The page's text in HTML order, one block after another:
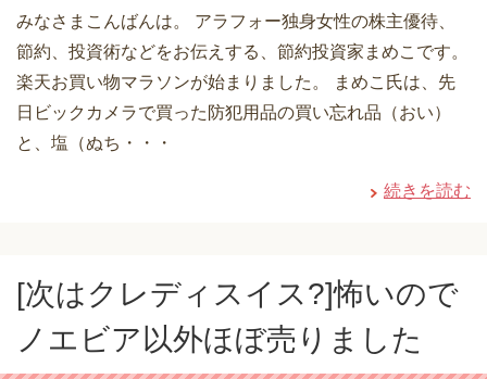
みなさまこんばんは。 アラフォー独身女性の株主優待、
節約、投資術などをお伝えする、節約投資家まめこです。
楽天お買い物マラソンが始まりました。 まめこ氏は、先
日ビックカメラで買った防犯用品の買い忘れ品（おい）
と、塩（ぬち・・・
続きを読む
[次はクレディスイス?]怖いので
ノエビア以外ほぼ売りました